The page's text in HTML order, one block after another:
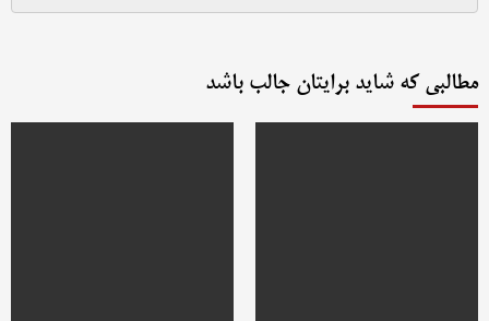
مطالبی که شاید برایتان جالب باشد